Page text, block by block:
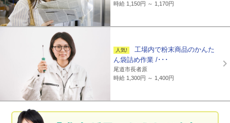
時給 1,150円 ～ 1,170円
工場内で粉末商品のかんた
ん袋詰め作業 /･･･
尾道市長者原
時給 1,300円 ～ 1,400円